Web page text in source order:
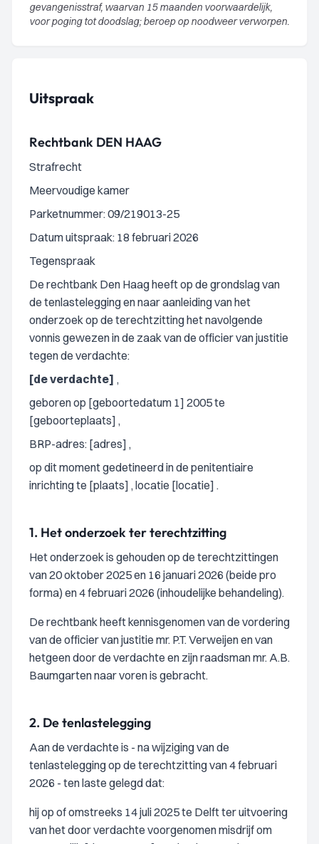
gevangenisstraf, waarvan 15 maanden voorwaardelijk,
voor poging tot doodslag; beroep op noodweer verworpen.
Uitspraak
Rechtbank DEN HAAG
Strafrecht
Meervoudige kamer
Parketnummer: 09/219013-25
Datum uitspraak: 18 februari 2026
Tegenspraak
De rechtbank Den Haag heeft op de grondslag van
de tenlastelegging en naar aanleiding van het
onderzoek op de terechtzitting het navolgende
vonnis gewezen in de zaak van de officier van justitie
tegen de verdachte:
[de verdachte] ,
geboren op [geboortedatum 1] 2005 te
[geboorteplaats] ,
BRP-adres: [adres] ,
op dit moment gedetineerd in de penitentiaire
inrichting te [plaats] , locatie [locatie] .
1. Het onderzoek ter terechtzitting
Het onderzoek is gehouden op de terechtzittingen
van 20 oktober 2025 en 16 januari 2026 (beide pro
forma) en 4 februari 2026 (inhoudelijke behandeling).
De rechtbank heeft kennisgenomen van de vordering
van de officier van justitie mr. P.T. Verweijen en van
hetgeen door de verdachte en zijn raadsman mr. A.B.
Baumgarten naar voren is gebracht.
2. De tenlastelegging
Aan de verdachte is - na wijziging van de
tenlastelegging op de terechtzitting van 4 februari
2026 - ten laste gelegd dat:
hij op of omstreeks 14 juli 2025 te Delft ter uitvoering
van het door verdachte voorgenomen misdrijf om